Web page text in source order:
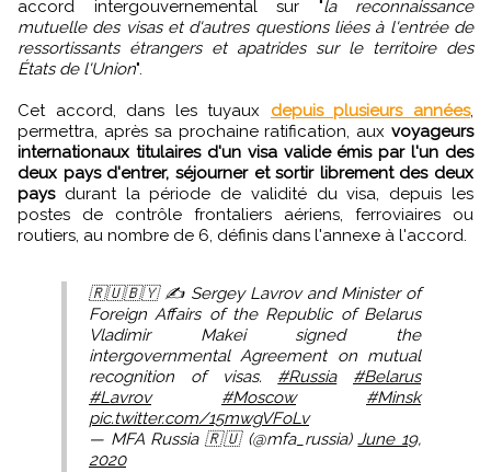
accord intergouvernemental sur "la reconnaissance
mutuelle des visas et d'autres questions liées à l'entrée de
ressortissants étrangers et apatrides sur le territoire des
États de l'Union".
Cet accord, dans les tuyaux depuis plusieurs années,
permettra, après sa prochaine ratification, aux voyageurs
internationaux titulaires d'un visa valide émis par l'un des
deux pays d'entrer, séjourner et sortir librement des deux
paysdurant la période de validité du visa, depuis les
postes de contrôle frontaliers aériens, ferroviaires ou
routiers, au nombre de 6, définis dans l'annexe à l'accord.
🇷🇺🇧🇾 ✍ Sergey Lavrov and Minister of
Foreign Affairs of the Republic of Belarus
Vladimir Makei signed the
intergovernmental Agreement on mutual
recognition of visas. #Russia
#Belarus
#Lavrov
#Moscow
#Minsk
pic.twitter.com/15mwgVFoLv
— MFA Russia 🇷🇺 (@mfa_russia)June 19,
2020